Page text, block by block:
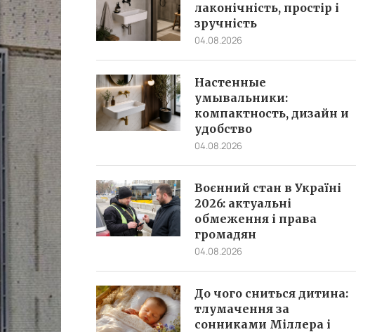
лаконічність, простір і
зручність
04.08.2026
Настенные
умывальники:
компактность, дизайн и
удобство
04.08.2026
Воєнний стан в Україні
2026: актуальні
обмеження і права
громадян
04.08.2026
До чого сниться дитина:
тлумачення за
сонниками Міллера і